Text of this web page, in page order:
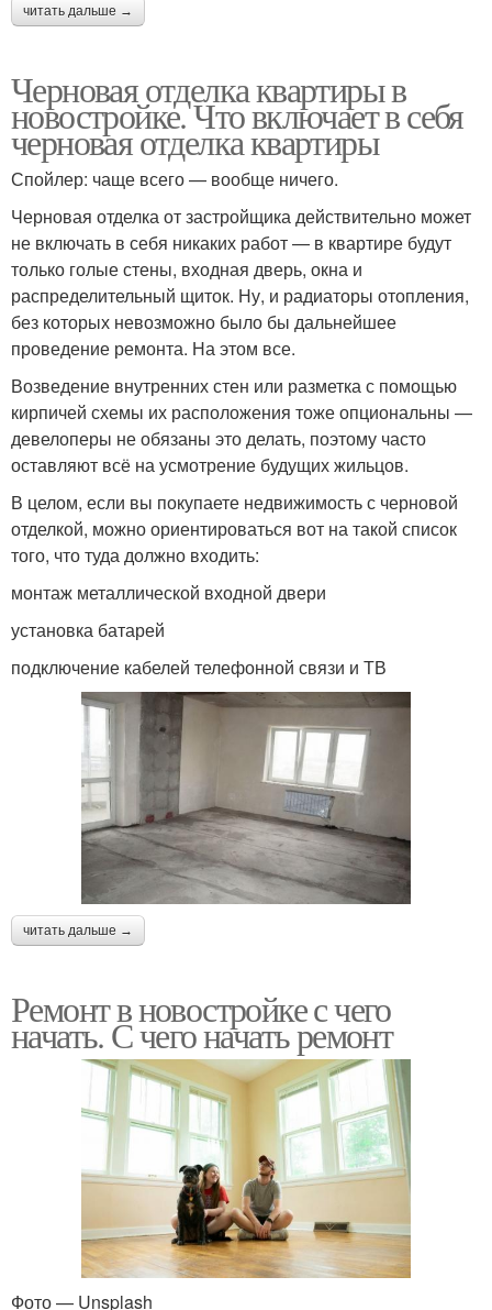
читать дальше →
Черновая отделка квартиры в
новостройке. Что включает в себя
черновая отделка квартиры
Спойлер: чаще всего — вообще ничего.
Черновая отделка от застройщика действительно может
не включать в себя никаких работ — в квартире будут
только голые стены, входная дверь, окна и
распределительный щиток. Ну, и радиаторы отопления,
без которых невозможно было бы дальнейшее
проведение ремонта. На этом все.
Возведение внутренних стен или разметка с помощью
кирпичей схемы их расположения тоже опциональны —
девелоперы не обязаны это делать, поэтому часто
оставляют всё на усмотрение будущих жильцов.
В целом, если вы покупаете недвижимость с черновой
отделкой, можно ориентироваться вот на такой список
того, что туда должно входить:
монтаж металлической входной двери
установка батарей
подключение кабелей телефонной связи и ТВ
читать дальше →
Ремонт в новостройке с чего
начать. С чего начать ремонт
Фото — Unsplash